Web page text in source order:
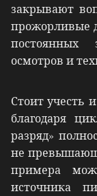
закрывают
прожорливые
постоянных
осмотров и
Стоит учесть
благодаря
разряд»
не
примера
источника